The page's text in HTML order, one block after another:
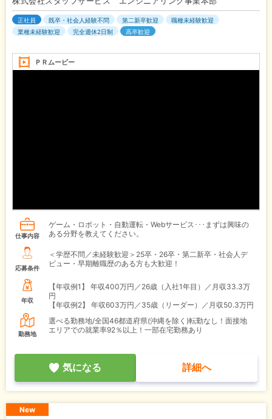
正社員 既卒・社会人経験不問 第二新卒歓迎
職種未経験歓迎
業種未経験歓迎
完全週休2日制 高卒歓迎
ＰＲムービー
仕事内容
ゲーム・ロボット・自動運転・Webサービス･･･まずは興味の
ある分野を教えてください。
応募条件
＜学歴不問／未経験歓迎＞25卒・26卒・第二新卒・社会人デ
ビュー・早期離職歴のある方も大歓迎！
年収
【年収例1】
年収400万円／26歳（入社1年目）／月収33.3万
円
【年収例2】
年収603万円／35歳（リーダー）／月収50.3万円
勤務地
選べる勤務地/全国46都道府県(沖縄を除く)転勤なし！面接地
エリアでの就業率92％以上！一部在宅勤務あり
気になる 詳細へ
New